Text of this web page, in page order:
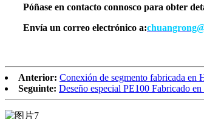
Póñase en contacto connosco para obter
Envía un correo electrónico a:
Anterior: Conexión de segmento fabricada en
Seguinte: Deseño especial PE100 Fabricado